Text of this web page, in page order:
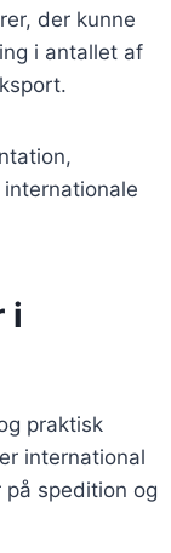
der kunne
i antallet af
i
praktisk
international
spedition og